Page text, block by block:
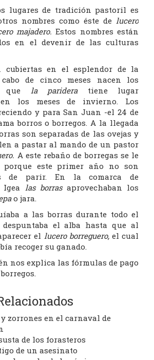
lugares de tradición pastoril es
nombres como éste de lucero
majadero. Estos nombres están
en el devenir de las culturas
cubiertas en el esplendor de la
de cinco meses nacen los
que la paridera tiene lugar
en los meses de invierno. Los
y para San Juan -el 24 de
borros o borregos. A la llegada
son separadas de las ovejas y
a pastar al mando de un pastor
A este rebaño de borregas se le
porque este primer año no son
de parir. En la comarca de
Igea las borras aprovechaban los
o jara.
a las borras durante todo el
despuntaba el alba hasta que al
el lucero borreguero, el cual
recoger su ganado.
nos explica las fórmulas de pago
zorrones en el carnaval de
de los forasteros
de un asesinato